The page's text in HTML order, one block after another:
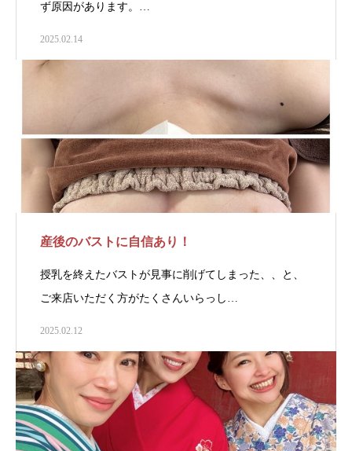
ず原因があります。…
2025.02.14
産後のバストに自信あり！
授乳を終えたバストが見事に削げてしまった、、と、
ご来店いただく方がたくさんいらっし…
2025.02.12